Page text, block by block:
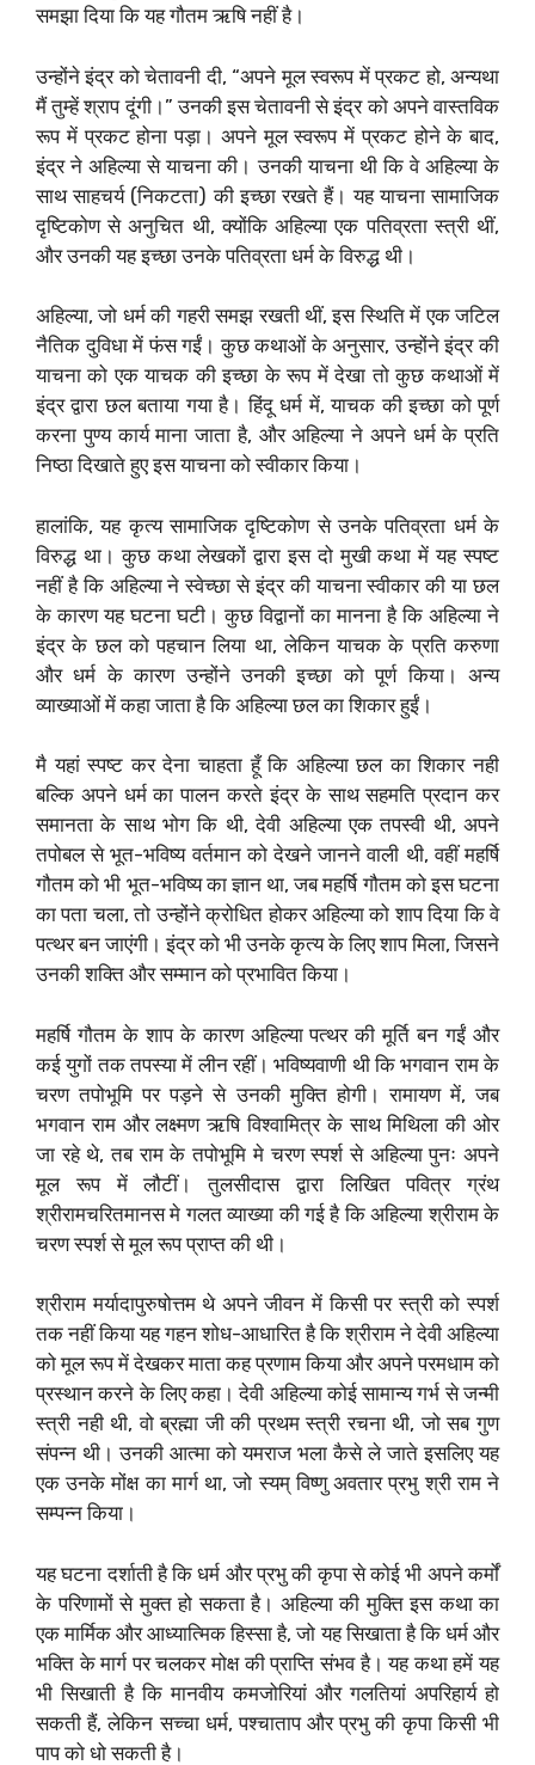
समझा दिया कि यह गौतम ऋषि नहीं है।
उन्होंने इंद्र को चेतावनी दी, “अपने मूल स्वरूप में प्रकट हो, अन्यथा
मैं तुम्हें श्राप दूंगी।” उनकी इस चेतावनी से इंद्र को अपने वास्तविक
रूप में प्रकट होना पड़ा। अपने मूल स्वरूप में प्रकट होने के बाद,
इंद्र ने अहिल्या से याचना की। उनकी याचना थी कि वे अहिल्या के
साथ साहचर्य (निकटता) की इच्छा रखते हैं। यह याचना सामाजिक
दृष्टिकोण से अनुचित थी, क्योंकि अहिल्या एक पतिव्रता स्त्री थीं,
और उनकी यह इच्छा उनके पतिव्रता धर्म के विरुद्ध थी।
अहिल्या, जो धर्म की गहरी समझ रखती थीं, इस स्थिति में एक जटिल
नैतिक दुविधा में फंस गईं। कुछ कथाओं के अनुसार, उन्होंने इंद्र की
याचना को एक याचक की इच्छा के रूप में देखा तो कुछ कथाओं में
इंद्र द्वारा छल बताया गया है। हिंदू धर्म में, याचक की इच्छा को पूर्ण
करना पुण्य कार्य माना जाता है, और अहिल्या ने अपने धर्म के प्रति
निष्ठा दिखाते हुए इस याचना को स्वीकार किया।
हालांकि, यह कृत्य सामाजिक दृष्टिकोण से उनके पतिव्रता धर्म के
विरुद्ध था। कुछ कथा लेखकों द्वारा इस दो मुखी कथा में यह स्पष्ट
नहीं है कि अहिल्या ने स्वेच्छा से इंद्र की याचना स्वीकार की या छल
के कारण यह घटना घटी। कुछ विद्वानों का मानना है कि अहिल्या ने
इंद्र के छल को पहचान लिया था, लेकिन याचक के प्रति करुणा
और धर्म के कारण उन्होंने उनकी इच्छा को पूर्ण किया। अन्य
व्याख्याओं में कहा जाता है कि अहिल्या छल का शिकार हुईं।
मै यहां स्पष्ट कर देना चाहता हूँ कि अहिल्या छल का शिकार नही
बल्कि अपने धर्म का पालन करते इंद्र के साथ सहमति प्रदान कर
समानता के साथ भोग कि थी, देवी अहिल्या एक तपस्वी थी, अपने
तपोबल से भूत-भविष्य वर्तमान को देखने जानने वाली थी, वहीं महर्षि
गौतम को भी भूत-भविष्य का ज्ञान था, जब महर्षि गौतम को इस घटना
का पता चला, तो उन्होंने क्रोधित होकर अहिल्या को शाप दिया कि वे
पत्थर बन जाएंगी। इंद्र को भी उनके कृत्य के लिए शाप मिला, जिसने
उनकी शक्ति और सम्मान को प्रभावित किया।
महर्षि गौतम के शाप के कारण अहिल्या पत्थर की मूर्ति बन गईं और
कई युगों तक तपस्या में लीन रहीं। भविष्यवाणी थी कि भगवान राम के
चरण तपोभूमि पर पड़ने से उनकी मुक्ति होगी। रामायण में, जब
भगवान राम और लक्ष्मण ऋषि विश्वामित्र के साथ मिथिला की ओर
जा रहे थे, तब राम के तपोभूमि मे चरण स्पर्श से अहिल्या पुनः अपने
मूल रूप में लौटीं। तुलसीदास द्वारा लिखित पवित्र ग्रंथ
श्रीरामचरितमानस मे गलत व्याख्या की गई है कि अहिल्या श्रीराम के
चरण स्पर्श से मूल रूप प्राप्त की थी।
श्रीराम मर्यादापुरुषोत्तम थे अपने जीवन में किसी पर स्त्री को स्पर्श
तक नहीं किया यह गहन शोध-आधारित है कि श्रीराम ने देवी अहिल्या
को मूल रूप में देखकर माता कह प्रणाम किया और अपने परमधाम को
प्रस्थान करने के लिए कहा। देवी अहिल्या कोई सामान्य गर्भ से जन्मी
स्त्री नही थी, वो ब्रह्मा जी की प्रथम स्त्री रचना थी, जो सब गुण
संपन्न थी। उनकी आत्मा को यमराज भला कैसे ले जाते इसलिए यह
एक उनके मोंक्ष का मार्ग था, जो स्यम् विष्णु अवतार प्रभु श्री राम ने
सम्पन्न किया।
यह घटना दर्शाती है कि धर्म और प्रभु की कृपा से कोई भी अपने कर्मों
के परिणामों से मुक्त हो सकता है। अहिल्या की मुक्ति इस कथा का
एक मार्मिक और आध्यात्मिक हिस्सा है, जो यह सिखाता है कि धर्म और
भक्ति के मार्ग पर चलकर मोक्ष की प्राप्ति संभव है। यह कथा हमें यह
भी सिखाती है कि मानवीय कमजोरियां और गलतियां अपरिहार्य हो
सकती हैं, लेकिन सच्चा धर्म, पश्चाताप और प्रभु की कृपा किसी भी
पाप को धो सकती है।